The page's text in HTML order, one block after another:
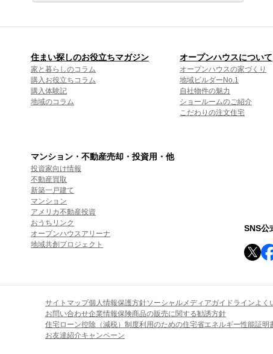
住まい探しのお役立ちマガジン
家と暮らしのコラム
購入お役立ちコラム
購入体験記
地域のコラム
オープンハウスについて
オープンハウスの家づくり
地域ビルダーNo.1
自社物件の魅力
ショールームのご紹介
こだわりの注文住宅
マンション・不動産売却・投資用・他
投資家向け情報
不動産買取
新築一戸建て
マンション
アメリカ不動産投資
おうちリンク
オープンハウスアリーナ
地域共創プロジェクト
SNS公
サイトマップ個人情報保護方針ソーシャルメディアガイドラインよく
お問い合わせ企業情報保険商品の販売に関する勧誘方針
住宅ローン控除（減税）制度利用のための住宅省エネルギー性能証明
お友達紹介キャンペーン